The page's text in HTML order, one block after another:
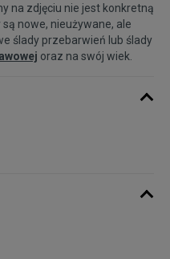
na zdjęciu nie jest konkretną
nowe, nieużywane, ale
ślady przebarwień lub ślady
oraz na swój wiek.